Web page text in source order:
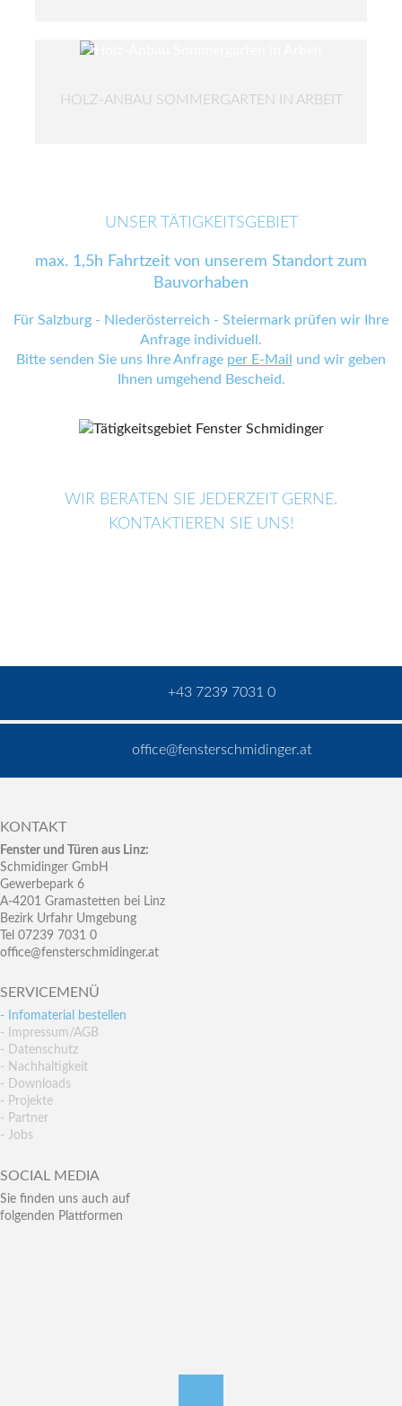
HOLZ-ANBAU SOMMERGARTEN IN ARBEIT
UNSER TÄTIGKEITSGEBIET
max. 1,5h Fahrtzeit von unserem Standort zum
Bauvorhaben
Für Salzburg - Niederösterreich - Steiermark prüfen wir Ihre
Anfrage individuell.
Bitte senden Sie uns Ihre Anfrage per E-Mail
und wir geben
Ihnen umgehend Bescheid.
WIR BERATEN SIE JEDERZEIT GERNE.
KONTAKTIEREN SIE UNS!
+43 7239 7031 0
office@fensterschmidinger.at
KONTAKT
Fenster und Türen aus Linz:
Schmidinger GmbH
Gewerbepark 6
A-4201 Gramastetten bei Linz
Bezirk Urfahr Umgebung
Tel 07239 7031 0
office@fensterschmidinger.at
SERVICEMENÜ
- Infomaterial bestellen
- Impressum/AGB
- Datenschutz
- Nachhaltigkeit
- Downloads
- Projekte
- Partner
- Jobs
SOCIAL MEDIA
Sie finden uns auch auf
folgenden Plattformen